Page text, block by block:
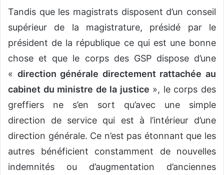
Tandis que les magistrats disposent d’un conseil
supérieur de la magistrature, présidé par le
président de la république ce qui est une bonne
chose et que le corps des GSP dispose d’une
« direction générale directement rattachée au
cabinet du ministre de la justice », le corps des
greffiers ne s’en sort qu’avec une simple
direction de service qui est à l’intérieur d’une
direction générale. Ce n’est pas étonnant que les
autres bénéficient constamment de nouvelles
indemnités ou d’augmentation d’anciennes